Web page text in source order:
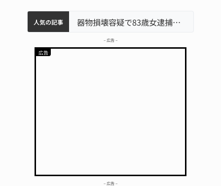
人気の記事
名張市水道料金47％値上げへ 答申案、審議会で大筋まとまる
中学校の陶壁モニュメント 地元建設会社がボランティアで清掃 伊賀名張市立病院のDMAT、熊本地震の被災地へ 能登以来3回目の派遣 器物損壊容疑で83歳女逮捕 伊賀署
– 広告 –
– 広告 –